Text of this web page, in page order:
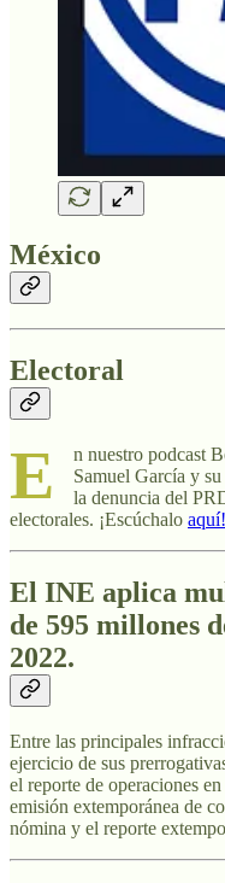
México
Electoral
E
n nuestro podcast
Samuel García y
la denuncia del
electorales. ¡Escúchalo aquí!
El INE aplica
de 595 millones
2022.
Entre las principales
ejercicio de sus
el reporte de operaciones
emisión extemporánea de
nómina y el reporte